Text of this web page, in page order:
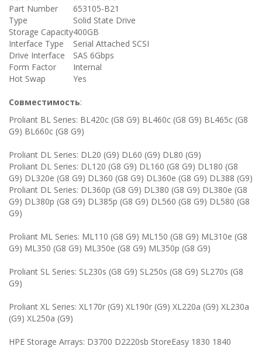
Part Number
653105-B21
Type
Solid State Drive
Storage Capacity400GB
Interface Type
Serial Attached SCSI
Drive Interface
SAS 6Gbps
Form Factor
Internal
Hot Swap
Yes
Совместимость:
Proliant BL Series: BL420c (G8 G9) BL460c (G8 G9) BL465c (G8
G9) BL660c (G8 G9)
Proliant DL Series: DL20 (G9) DL60 (G9) DL80 (G9)
Proliant DL Series: DL120 (G8 G9) DL160 (G8 G9) DL180 (G8
G9) DL320e (G8 G9) DL360 (G8 G9) DL360e (G8 G9) DL388 (G9)
Proliant DL Series: DL360p (G8 G9) DL380 (G8 G9) DL380e (G8
G9) DL380p (G8 G9) DL385p (G8 G9) DL560 (G8 G9) DL580 (G8
G9)
Proliant ML Series: ML110 (G8 G9) ML150 (G8 G9) ML310e (G8
G9) ML350 (G8 G9) ML350e (G8 G9) ML350p (G8 G9)
Proliant SL Series: SL230s (G8 G9) SL250s (G8 G9) SL270s (G8
G9)
Proliant XL Series: XL170r (G9) XL190r (G9) XL220a (G9) XL230a
(G9) XL250a (G9)
HPE Storage Arrays: D3700 D2220sb StoreEasy 1830 1840